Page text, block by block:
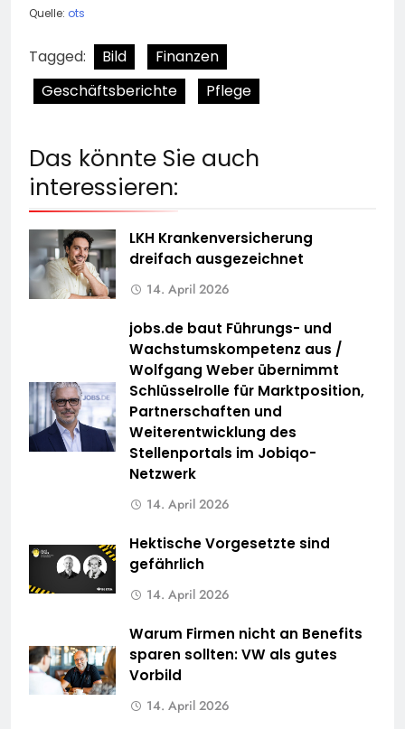
Quelle: ots
Tagged: Bild
Finanzen
Geschäftsberichte
Pflege
Das könnte Sie auch
interessieren:
LKH Krankenversicherung
dreifach ausgezeichnet
14. April 2026
jobs.de baut Führungs- und
Wachstumskompetenz aus /
Wolfgang Weber übernimmt
Schlüsselrolle für Marktposition,
Partnerschaften und
Weiterentwicklung des
Stellenportals im Jobiqo-
Netzwerk
14. April 2026
Hektische Vorgesetzte sind
gefährlich
14. April 2026
Warum Firmen nicht an Benefits
sparen sollten: VW als gutes
Vorbild
14. April 2026